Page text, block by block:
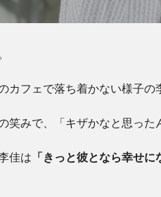
カフェで落ち着かない様子の
笑みで、「キザかなと思っ
佳は 「きっと彼となら幸せに